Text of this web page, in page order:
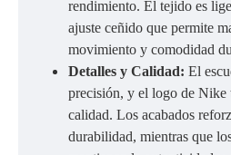
rendimiento. El tejido es
ajuste ceñido que permite
movimiento y comodidad
Detalles y Calidad: El
precisión, y el logo de Nike
calidad. Los acabados
durabilidad, mientras que